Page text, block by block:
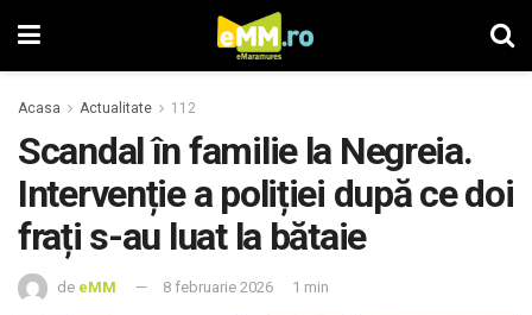
Acasa Actualitate 112
Scandal în familie la Negreia.
Intervenție a poliției după ce doi
frați s-au luat la bătaie
de eMM 8 februarie 2026 1 min